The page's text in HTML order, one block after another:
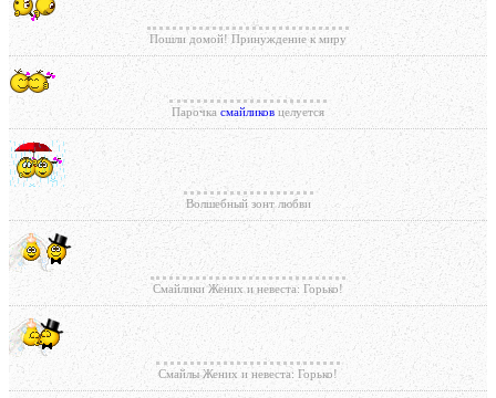
Пошли домой! Принуждение к миру
Парочка смайликов целуется
Волшебный зонт любви
Смайлики Жених и невеста: Горько!
Смайлы Жених и невеста: Горько!